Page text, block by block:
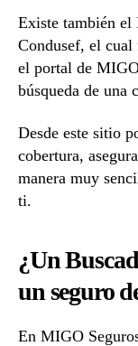
Existe también el
Condusef, el
el portal de
búsqueda de una
Desde este sitio
cobertura,
manera muy
ti.
¿Un
un seguro
En MIGO